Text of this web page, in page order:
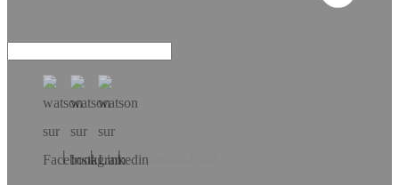
Téléchargez l’app!